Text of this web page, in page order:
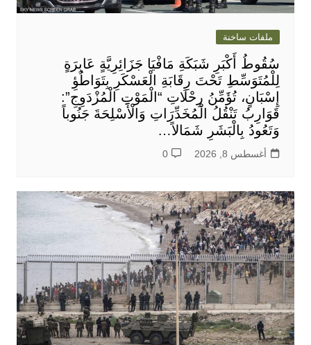
ملفات ساخنة
سُقُوطُ أَكْبَرِ شَبَكَةِ مَافْيَا جَزَائِرِيَّةٍ عَابِرَةٍ
لِلْمُتَوَسِّطِ تَحْتَ رِقَابَةِ الْعَسْكَرِ بِتَوَاطُؤِ
إِسْبَانٍ، تُؤَمِّنُ رِحْلَاتِ “الْمَوْتِ الْمُزْدَوِجِ”:
قَوَارِبُ تَنْقُلُ الْمُخَدِّرَاتِ وَالْأَسْلِحَةَ جَنُوباً
وَتَعُودُ بِالْبَشَرِ شَمَالاً…
أغسطس 8, 2026 0